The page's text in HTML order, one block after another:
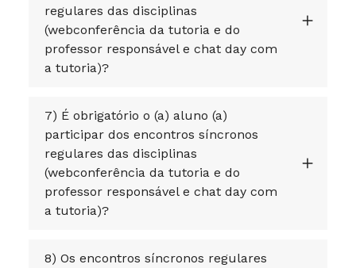
regulares das disciplinas
(webconferência da tutoria e do
professor responsável e chat day com
a tutoria)?
7) É obrigatório o (a) aluno (a)
participar dos encontros síncronos
regulares das disciplinas
(webconferência da tutoria e do
professor responsável e chat day com
a tutoria)?
8) Os encontros síncronos regulares